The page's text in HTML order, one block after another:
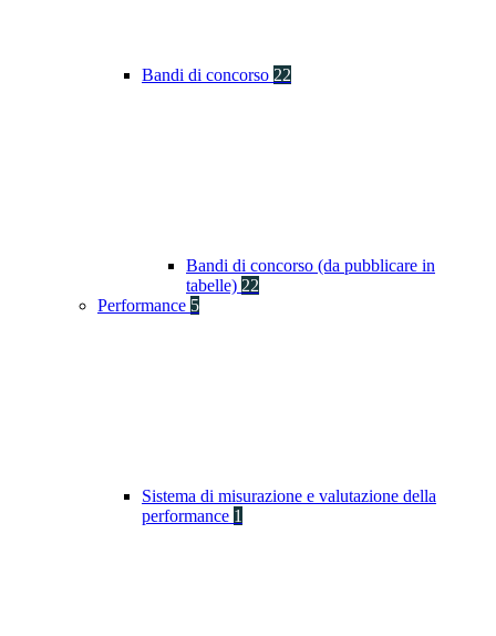
Bandi di concorso 22
Bandi di concorso (da pubblicare in
tabelle) 22
Performance 5
Sistema di misurazione e valutazione della
performance 1